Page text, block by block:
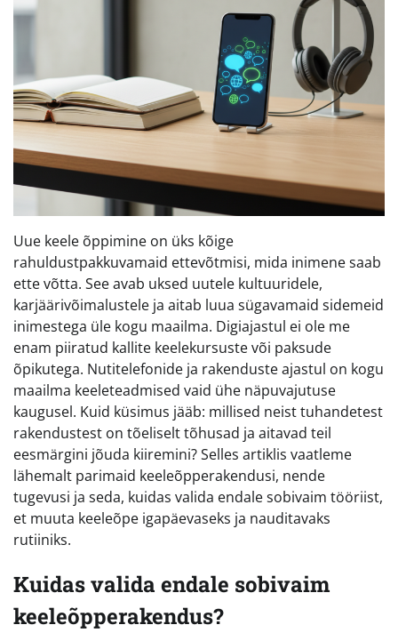
Uue keele õppimine on üks kõige
rahuldustpakkuvamaid ettevõtmisi, mida inimene saab
ette võtta. See avab uksed uutele kultuuridele,
karjäärivõimalustele ja aitab luua sügavamaid sidemeid
inimestega üle kogu maailma. Digiajastul ei ole me
enam piiratud kallite keelekursuste või paksude
õpikutega. Nutitelefonide ja rakenduste ajastul on kogu
maailma keeleteadmised vaid ühe näpuvajutuse
kaugusel. Kuid küsimus jääb: millised neist tuhandetest
rakendustest on tõeliselt tõhusad ja aitavad teil
eesmärgini jõuda kiiremini? Selles artiklis vaatleme
lähemalt parimaid keeleõpperakendusi, nende
tugevusi ja seda, kuidas valida endale sobivaim tööriist,
et muuta keeleõpe igapäevaseks ja nauditavaks
rutiiniks.
Kuidas valida endale sobivaim
keeleõpperakendus?